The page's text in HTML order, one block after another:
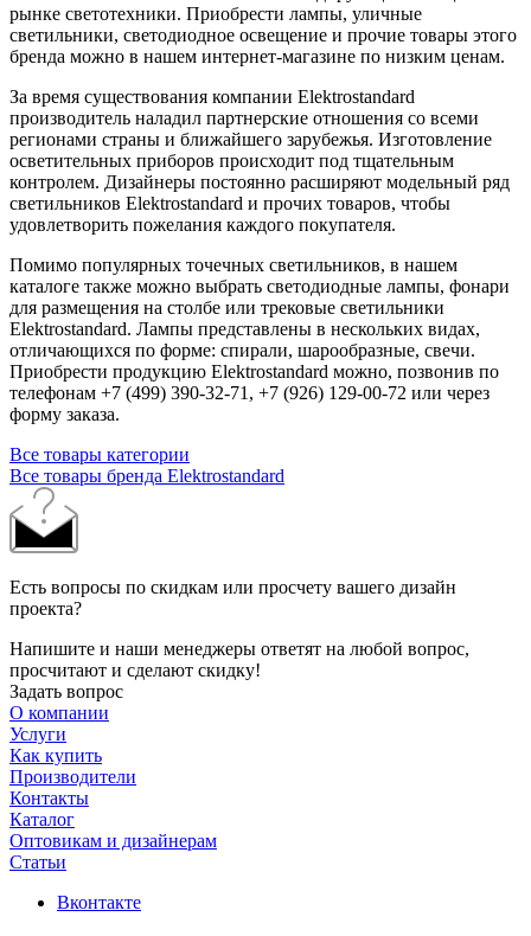
рынке светотехники. Приобрести лампы, уличные
светильники, светодиодное освещение и прочие товары этого
бренда можно в нашем интернет-магазине по низким ценам.
За время существования компании Elektrostandard
производитель наладил партнерские отношения со всеми
регионами страны и ближайшего зарубежья. Изготовление
осветительных приборов происходит под тщательным
контролем. Дизайнеры постоянно расширяют модельный ряд
светильников Elektrostandard и прочих товаров, чтобы
удовлетворить пожелания каждого покупателя.
Помимо популярных точечных светильников, в нашем
каталоге также можно выбрать светодиодные лампы, фонари
для размещения на столбе или трековые светильники
Elektrostandard. Лампы представлены в нескольких видах,
отличающихся по форме: спирали, шарообразные, свечи.
Приобрести продукцию Elektrostandard можно, позвонив по
телефонам +7 (499) 390-32-71, +7 (926) 129-00-72 или через
форму заказа.
Все товары категории
Все товары бренда Elektrostandard
Есть вопросы по скидкам или просчету вашего дизайн
проекта?
Напишите и наши менеджеры ответят на любой вопрос,
просчитают и сделают скидку!
Задать вопрос
О компании
Услуги
Как купить
Производители
Контакты
Каталог
Оптовикам и дизайнерам
Статьи
Вконтакте